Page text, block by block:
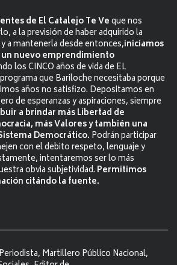
de El Catalejo Te Veque nos
a la previsión de haber adquirido la
a mantenerla desde entonces,iniciamos
un nuevo emprendimiento
los CINCO años de vida de EL
que Bariloche necesitaba porque
años no satisfizo. Depositamos en
de esperanzas y aspiraciones, siempre
a brindar más Libertad de
más Valores y también una
Democrático. Podrán participar
con el debito respeto, lenguaje y
intentaremos ser lo más
obvia subjetividad. Permitimos
citándo la fuente.
Martillero Público Nacional,